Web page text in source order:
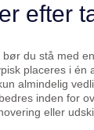
efter
du stå med
placeres i én
almindelig
inden for
eller